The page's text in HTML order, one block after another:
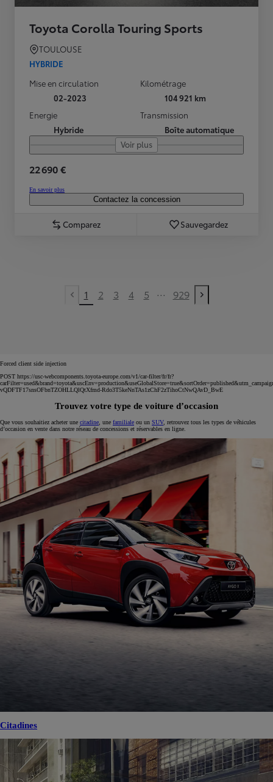
Toyota Corolla Touring Sports
TOULOUSE
HYBRIDE
Mise en circulation
02-2023
Kilométrage
104 921 km
Energie
Hybride
Transmission
Boîte automatique
Voir plus
22 690 €
En savoir plus
Contactez la concession
Comparez Sauvegardez
Previous page
1 2 3 4 5 ... 929
Next page
Forced client side injection
POST https://usc-webcomponents.toyota-europe.com/v1/car-filter/fr/fr?
vQDFTF17snsOFbnTZOHLLQlQtXfmd-Rdo3T5keNnTAs1zChF2zTihoCtNwQAvD_BwE
Trouvez votre type de voiture d’occasion
Que vous souhaitiez acheter une citadine , une familiale ou un SUV, retrouvez tous les types de véhicules
d’occasion en vente dans notre réseau de concessions et réservables en ligne.
Citadines